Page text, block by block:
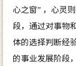
心之窗” ，心灵
段，通过对事物
体的选择判断经
的事业发展阶段